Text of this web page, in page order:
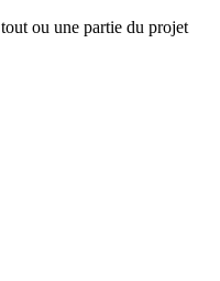
ou une partie du projet